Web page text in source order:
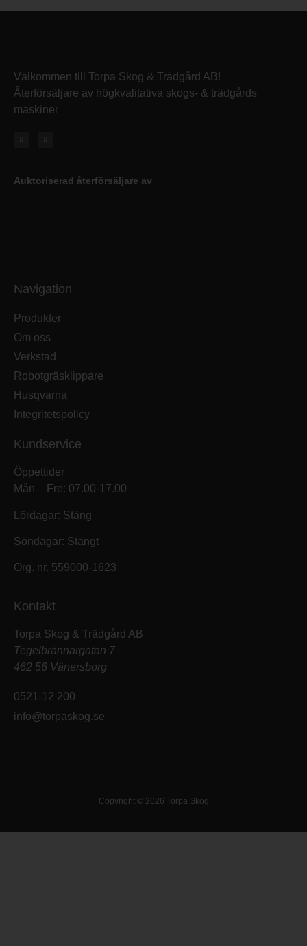
Välkommen till Torpa Skog & Trädgård AB!
Återförsäljare av högkvalitativa skogs- & trädgårds
maskiner
Auktoriserad återförsäljare av
Navigation
Produkter
Om oss
Verkstad
Robotgräsklippare
Husqvarna
Integritetspolicy
Kundservice
Öppettider
Mån – Fre: 07.00-17.00
Lördagar: Stäng
Söndagar: Stängt
Org. nr. 559000-1623
Kontakt
Torpa Skog & Trädgård AB
Tegelbrännargatan 7
462 56 Vänersborg
0521-12 200
info@torpaskog.se
Copyright © 2026 Torpa Skog